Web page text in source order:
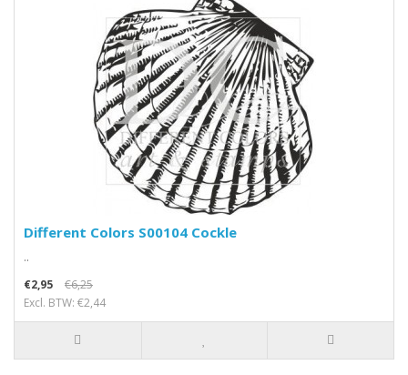
Different Colors S00104 Cockle
..
€2,95
€6,25
Excl. BTW: €2,44